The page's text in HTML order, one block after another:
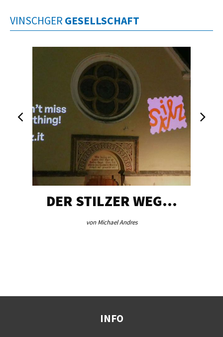
VINSCHGER GESELLSCHAFT
DER STILZER WEG…
von Michael Andres
INFO